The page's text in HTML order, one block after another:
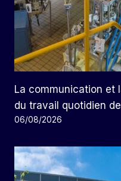
La communication et
du travail quotidien
06/08/2026